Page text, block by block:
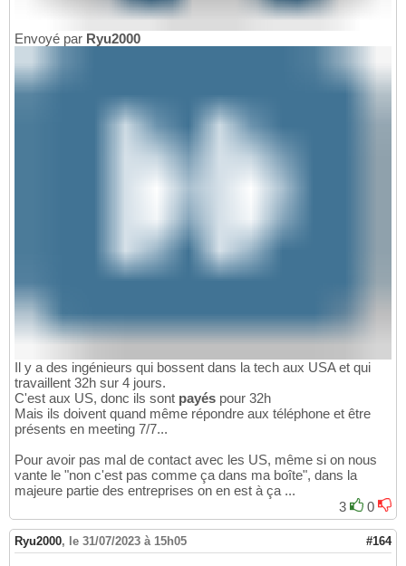
Envoyé par Ryu2000
Il y a des ingénieurs qui bossent dans la tech aux USA et qui
travaillent 32h sur 4 jours.
C'est aux US, donc ils sont payés pour 32h
Mais ils doivent quand même répondre aux téléphone et être
présents en meeting 7/7...
Pour avoir pas mal de contact avec les US, même si on nous
vante le "non c'est pas comme ça dans ma boîte", dans la
majeure partie des entreprises on en est à ça ...
3
0
Ryu2000, le 31/07/2023 à 15h05 #164